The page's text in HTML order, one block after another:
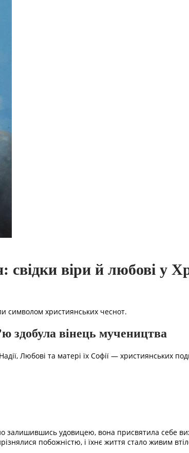
віри й любові у
символом християнських чеснот.
здобула вінець мучеництва
Любові та матері їх Софії — християнських
залишившись удовицею, вона присвятила себе
побожністю, і їхнє життя стало живим